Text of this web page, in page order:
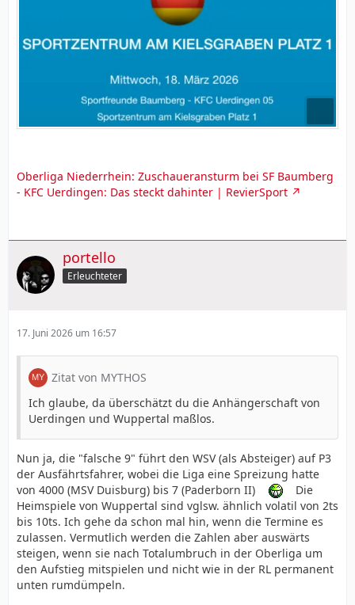
Oberliga Niederrhein: Zuschaueransturm bei SF Baumberg
- KFC Uerdingen: Das steckt dahinter | RevierSport
portello
Erleuchteter
17. Juni 2026 um 16:57
Zitat von MYTHOS
Ich glaube, da überschätzt du die Anhängerschaft von
Uerdingen und Wuppertal maßlos.
Nun ja, die "falsche 9" führt den WSV (als Absteiger) auf P3
der Ausfährtsfahrer, wobei die Liga eine Spreizung hatte
von 4000 (MSV Duisburg) bis 7 (Paderborn II)
Die
Heimspiele von Wuppertal sind vglsw. ähnlich volatil von 2ts
bis 10ts. Ich gehe da schon mal hin, wenn die Termine es
zulassen. Vermutlich werden die Zahlen aber auswärts
steigen, wenn sie nach Totalumbruch in der Oberliga um
den Aufstieg mitspielen und nicht wie in der RL permanent
unten rumdümpeln.